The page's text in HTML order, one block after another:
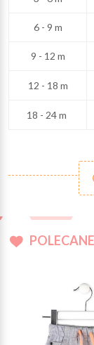
6 - 9 m
9 - 12 m
12 - 18 m
18 - 24 m